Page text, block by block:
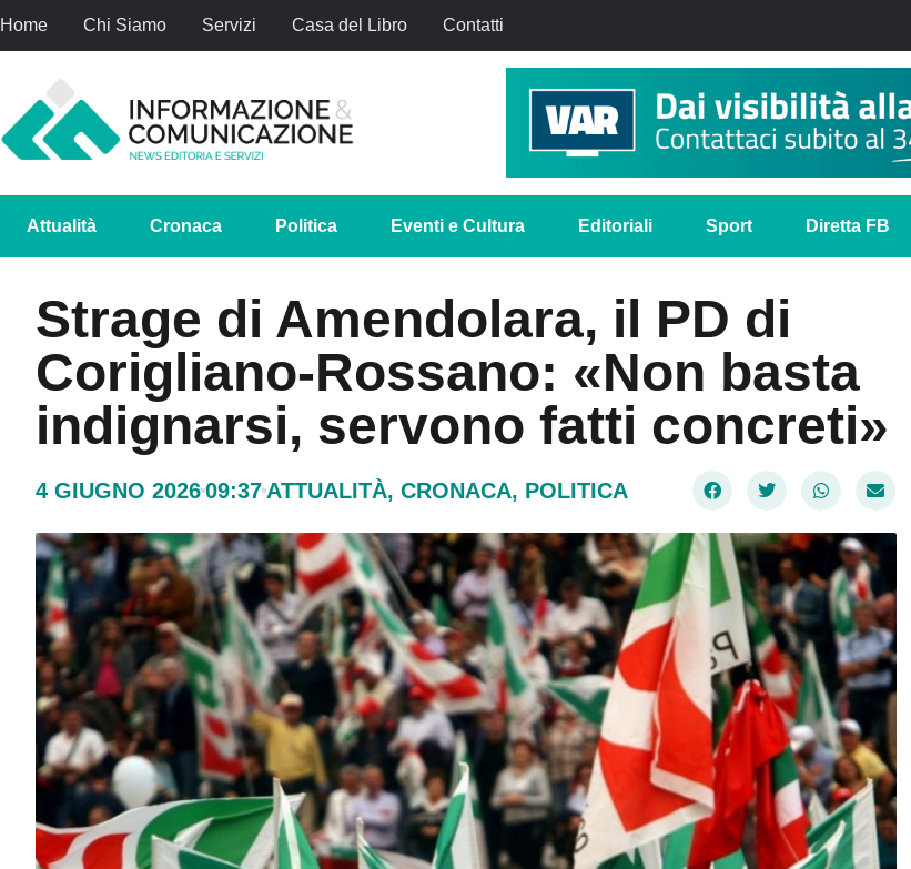
Home Chi Siamo Servizi Casa del Libro Contatti
Attualità Cronaca Politica Eventi e Cultura Editoriali Sport Diretta FB
Strage di Amendolara, il PD di
Corigliano-Rossano: «Non basta
indignarsi, servono fatti concreti»
4 GIUGNO 202609:37 ATTUALITÀ, CRONACA, POLITICA